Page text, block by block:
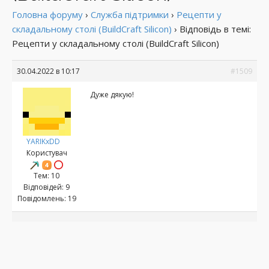
Головна форуму › Служба підтримки › Рецепти у
складальному столі (BuildCraft Silicon) › Відповідь в темі:
Рецепти у складальному столі (BuildCraft Silicon)
30.04.2022 в 10:17 #1509
YARIKxDD
Користувач
Тем: 10
Відповідей: 9
Повідомлень: 19
Дуже дякую!